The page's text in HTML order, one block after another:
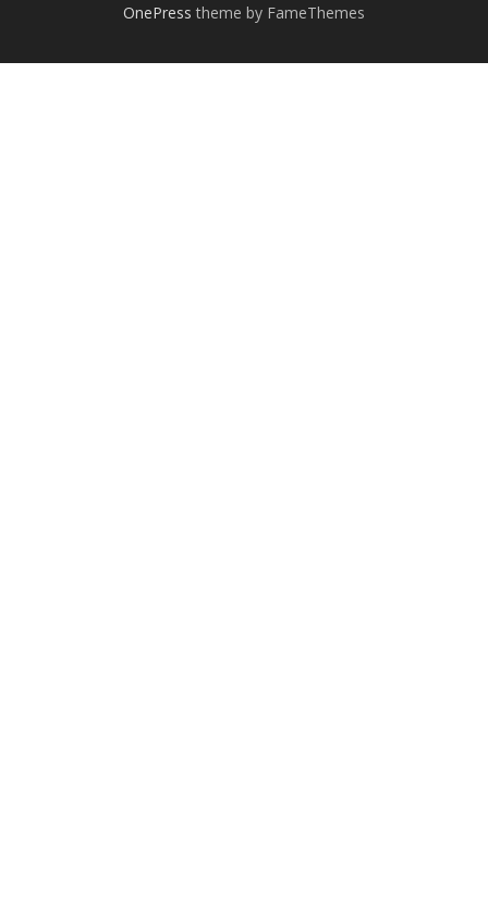
OnePress theme by FameThemes